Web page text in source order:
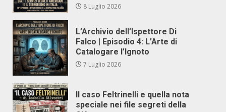
8 Luglio 2026
L’Archivio dell’Ispettore Di
Falco | Episodio 4: L’Arte di
Catalogare l’Ignoto
7 Luglio 2026
Il caso Feltrinelli e quella nota
speciale nei file segreti della